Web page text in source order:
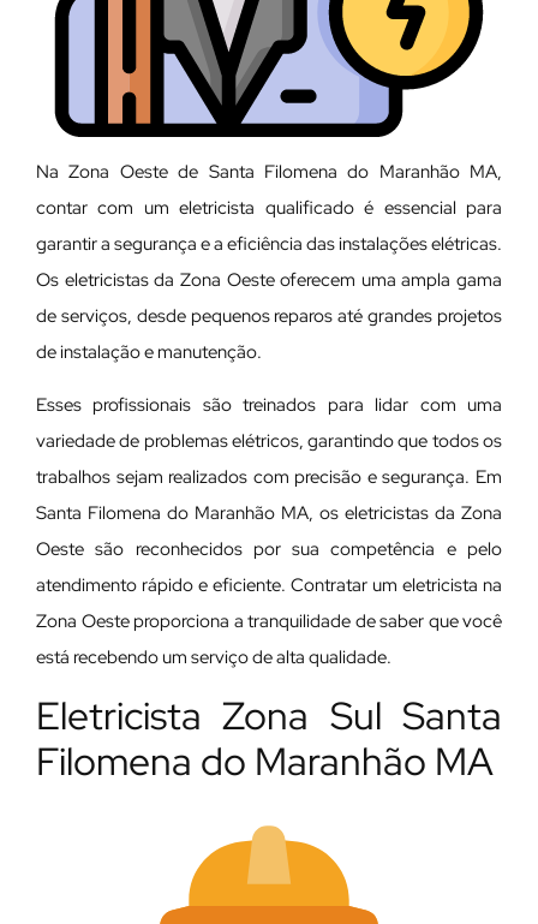
Na Zona Oeste de Santa Filomena do Maranhão MA,
contar com um eletricista qualificado é essencial para
garantir a segurança e a eficiência das instalações elétricas.
Os eletricistas da Zona Oeste oferecem uma ampla gama
de serviços, desde pequenos reparos até grandes projetos
de instalação e manutenção.
Esses profissionais são treinados para lidar com uma
variedade de problemas elétricos, garantindo que todos os
trabalhos sejam realizados com precisão e segurança. Em
Santa Filomena do Maranhão MA, os eletricistas da Zona
Oeste são reconhecidos por sua competência e pelo
atendimento rápido e eficiente. Contratar um eletricista na
Zona Oeste proporciona a tranquilidade de saber que você
está recebendo um serviço de alta qualidade.
Eletricista Zona Sul Santa
Filomena do Maranhão MA